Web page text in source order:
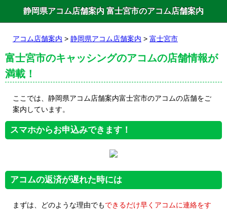
静岡県アコム店舗案内 富士宮市のアコム店舗案内
アコム店舗案内 > 静岡県アコム店舗案内 > 富士宮市
富士宮市のキャッシングのアコムの店舗情報が
満載！
ここでは、静岡県アコム店舗案内富士宮市のアコムの店舗をご
案内しています。
スマホからお申込みできます！
アコムの返済が遅れた時には
まずは、どのような理由でもできるだけ早くアコムに連絡をす